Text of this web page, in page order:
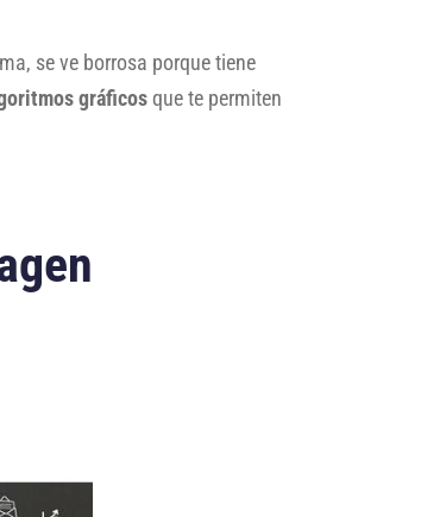
se ve borrosa porque tiene
gráficosque te permiten